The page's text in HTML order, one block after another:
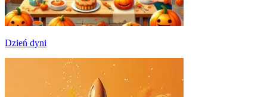
Dzień dyni